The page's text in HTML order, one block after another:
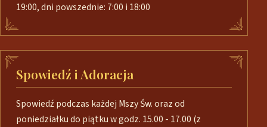
19:00, dni powszednie: 7:00 i 18:00
Spowiedź i Adoracja
Spowiedź podczas każdej Mszy Św. oraz od
poniedziałku do piątku w godz. 15.00 - 17.00 (z